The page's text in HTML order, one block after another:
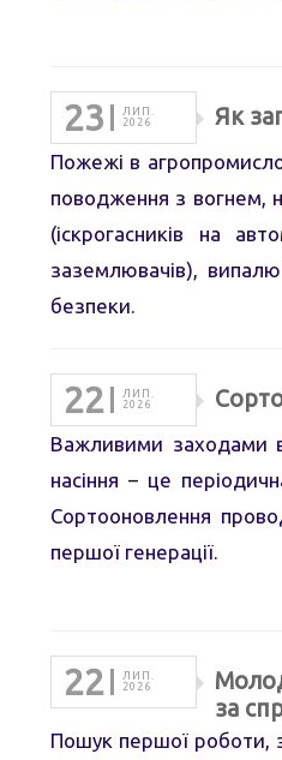
23
ЛИП.
2026
Як
Пожежі в
поводження з вогнем,
(іскрогасників на
заземлювачів),
безпеки.
22
ЛИП.
2026
Важливими заходами в
насіння – це
Сортооновлення
першої генерації.
22
ЛИП.
2026
за
Пошук першої роботи,